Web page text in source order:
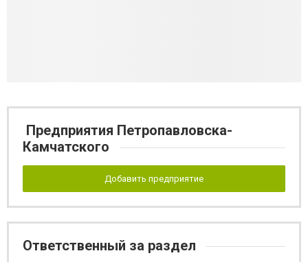
Предприятия Петропавловска-
Камчатского
Добавить предприятие
Ответственный за раздел